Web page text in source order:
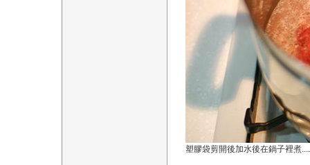
塑膠袋剪開後加水後在鍋子裡煮